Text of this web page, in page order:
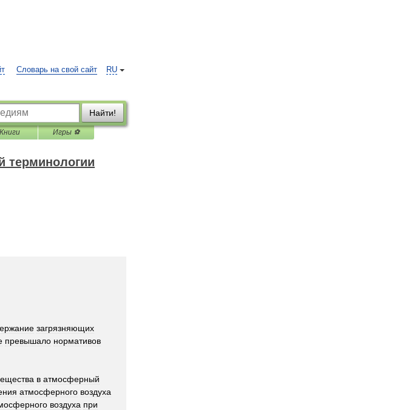
RU
Словарь на свой сайт
Найти!
Книги Игры ⚽
терминологии
загрязняющих
превышало нормативов
в атмосферный
атмосферного воздуха
воздуха при